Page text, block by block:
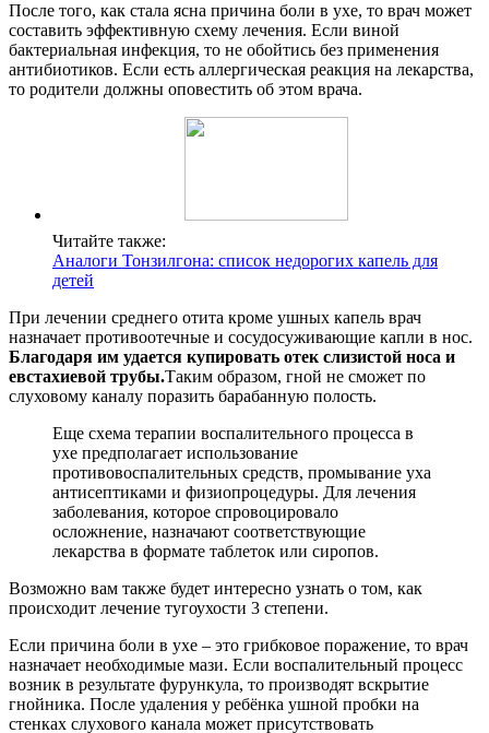
После того, как стала ясна причина боли в ухе, то врач может
составить эффективную схему лечения. Если виной
бактериальная инфекция, то не обойтись без применения
антибиотиков. Если есть аллергическая реакция на лекарства,
то родители должны оповестить об этом врача.
Читайте также:
Аналоги Тонзилгона: список недорогих капель для
детей
При лечении среднего отита кроме ушных капель врач
назначает противоотечные и сосудосуживающие капли в нос.
Благодаря им удается купировать отек слизистой носа и
евстахиевой трубы.Таким образом, гной не сможет по
слуховому каналу поразить барабанную полость.
Еще схема терапии воспалительного процесса в
ухе предполагает использование
противовоспалительных средств, промывание уха
антисептиками и физиопроцедуры. Для лечения
заболевания, которое спровоцировало
осложнение, назначают соответствующие
лекарства в формате таблеток или сиропов.
Возможно вам также будет интересно узнать о том, как
происходит лечение тугоухости 3 степени.
Если причина боли в ухе – это грибковое поражение, то врач
назначает необходимые мази. Если воспалительный процесс
возник в результате фурункула, то производят вскрытие
гнойника. После удаления у ребёнка ушной пробки на
стенках слухового канала может присутствовать